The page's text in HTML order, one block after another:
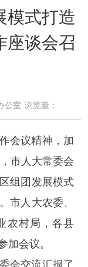
模式打造
座谈会召
公室 浏览量：​
会议精神，加
市人大常委会
组团发展模式
市人大农委、
农村局，各县
加会议。